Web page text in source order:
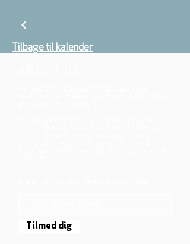
Tilbage til kalender
Tilmed dig